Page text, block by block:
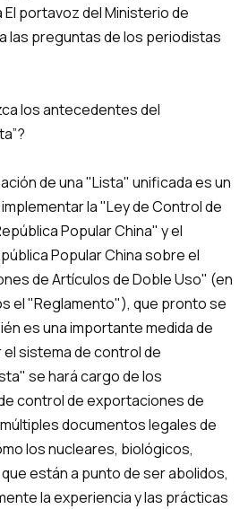
El portavoz del Ministerio de
las preguntas de los periodistas
los antecedentes del
de una "Lista" unificada es un
la "Ley de Control de
Popular China" y el
Popular China sobre el
de Artículos de Doble Uso" (en
el "Reglamento"), que pronto se
es una importante medida de
sistema de control de
se hará cargo de los
control de exportaciones de
documentos legales de
los nucleares, biológicos,
están a punto de ser abolidos,
la experiencia y las prácticas